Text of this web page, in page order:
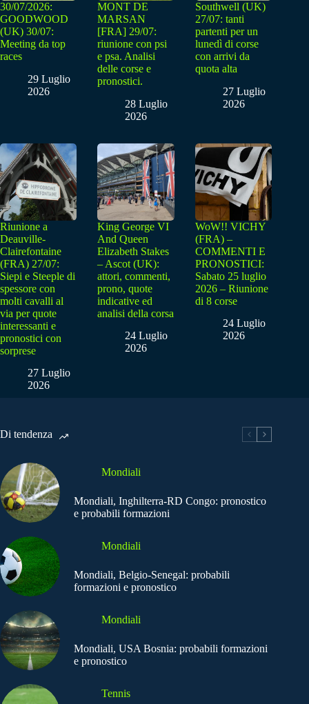
30/07/2026:
GOODWOOD
(UK) 30/07:
Meeting da top
races
29 Luglio
2026
MONT DE
MARSAN
[FRA] 29/07:
riunione con psi
e psa. Analisi
delle corse e
pronostici.
28 Luglio
2026
Southwell (UK)
27/07: tanti
partenti per un
lunedì di corse
con arrivi da
quota alta
27 Luglio
2026
Riunione a
Deauville-
Clairefontaine
(FRA) 27/07:
Siepi e Steeple di
spessore con
molti cavalli al
via per quote
interessanti e
pronostici con
sorprese
27 Luglio
2026
King George VI
And Queen
Elizabeth Stakes
– Ascot (UK):
attori, commenti,
prono, quote
indicative ed
analisi della corsa
24 Luglio
2026
WoW!! VICHY
(FRA) –
COMMENTI E
PRONOSTICI:
Sabato 25 luglio
2026 – Riunione
di 8 corse
24 Luglio
2026
Di tendenza
Mondiali
Mondiali, Inghilterra-RD Congo: pronostico
e probabili formazioni
Mondiali
Mondiali, Belgio-Senegal: probabili
formazioni e pronostico
Mondiali
Mondiali, USA Bosnia: probabili formazioni
e pronostico
Tennis